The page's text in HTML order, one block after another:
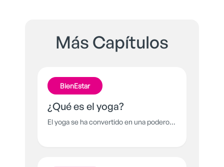
Más Capítulos
BienEstar
¿Qué es el yoga?
El yoga se ha convertido en una poderosa